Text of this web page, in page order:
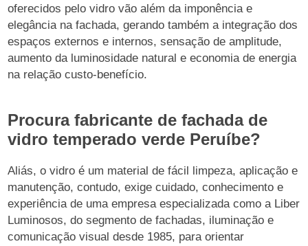
oferecidos pelo vidro vão além da imponência e
elegância na fachada, gerando também a integração dos
espaços externos e internos, sensação de amplitude,
aumento da luminosidade natural e economia de energia
na relação custo-benefício.
Procura fabricante de fachada de
vidro temperado verde Peruíbe?
Aliás, o vidro é um material de fácil limpeza, aplicação e
manutenção, contudo, exige cuidado, conhecimento e
experiência de uma empresa especializada como a Liber
Luminosos, do segmento de fachadas, iluminação e
comunicação visual desde 1985, para orientar